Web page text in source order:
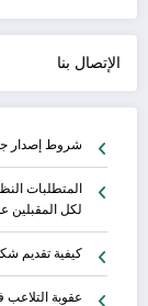
الإتصال بنا
شروط إصدار
المتطلبات
لكل المقبلين
كيفية تقديم
عقوبة التلاعب